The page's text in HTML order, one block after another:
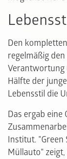
Den
regelmäßig
Verantwortung
Hälfte der
Lebensstil die
Das ergab
Institut. "Green
Müllauto"